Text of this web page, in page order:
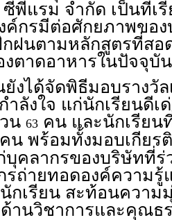
พีแรม จำกัด เป็นที่เ
ค์กรมีต่อศักยภาพขอ
กฝนตามหลักสูตรที่สอ
งตาดอาหารในปัจจุบัน
งได้จัดพิธีมอบรางวั
ำลังใจ แก่นักเรียนดีเ
น 63 คน และนักเรีย
คน พร้อมทั้งมอบเกียร
คลากรของบริษัทที่ร่
รถ่ายทอดองค์ความ
กเรียน สะท้อนความ
ด้านวิชาการและคุณ